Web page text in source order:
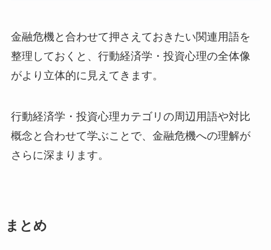
金融危機と合わせて押さえておきたい関連用語を
整理しておくと、行動経済学・投資心理の全体像
がより立体的に見えてきます。
行動経済学・投資心理カテゴリの周辺用語や対比
概念と合わせて学ぶことで、金融危機への理解が
さらに深まります。
まとめ